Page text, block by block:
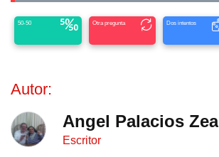
50-50 Otra pregunta Dos intentos
Autor:
Angel Palacios Zea
Escritor